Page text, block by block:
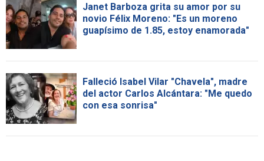
Janet Barboza grita su amor por su
novio Félix Moreno: "Es un moreno
guapísimo de 1.85, estoy enamorada"
Falleció Isabel Vilar "Chavela", madre
del actor Carlos Alcántara: "Me quedo
con esa sonrisa"